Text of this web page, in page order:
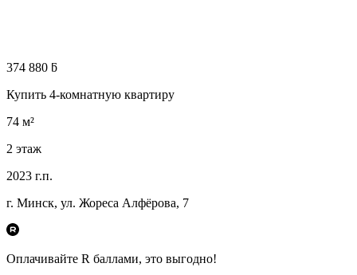
374 880 ƃ
Купить 4-комнатную квартиру
74 м²
2 этаж
2023 г.п.
г. Минск, ул. Жореса Алфёрова, 7
Оплачивайте R баллами, это выгодно!